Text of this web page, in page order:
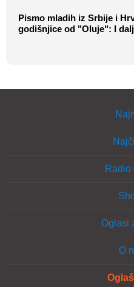
Pismo mladih iz Srbije i
godišnjice od "Oluje": I
Radio
Oglasi
O